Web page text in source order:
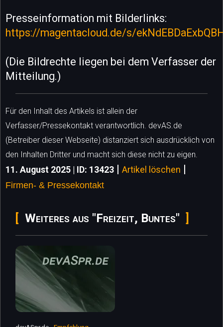
Presseinformation mit Bilderlinks:
https://magentacloud.de/s/
(Die Bildrechte liegen bei dem Verfasser der
Mitteilung.)
Für den Inhalt des Artikels ist allein der
Verfasser/Pressekontakt verantwortlich. devAS.de
(Betreiber dieser Webseite) distanziert sich ausdrücklich von
den Inhalten Dritter und macht sich diese nicht zu eigen.
11. August 2025 | ID: 13423 | Artikel löschen |
Firmen- & Pressekontakt
Weiteres aus "Freizeit, Buntes"